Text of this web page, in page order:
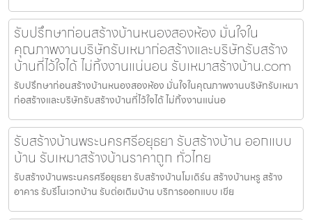
รับปรึกษาก่อนสร้างบ้านหนองสองห้อง มั่นใจใน
คุณภาพงานบริษัทรับเหมาก่อสร้างและบริษัทรับสร้าง
บ้านที่ไว้ใจได้ ไม่ทิ้งงานแน่นอน รับเหมาสร้างบ้าน.com
รับปรึกษาก่อนสร้างบ้านหนองสองห้อง มั่นใจในคุณภาพงานบริษัทรับเหมา
ก่อสร้างและบริษัทรับสร้างบ้านที่ไว้ใจได้ ไม่ทิ้งงานแน่นอ
รับสร้างบ้านพระนครศรีอยุธยา รับสร้างบ้าน ออกแบบ
บ้าน รับเหมาสร้างบ้านราคาถูก ทั่วไทย
รับสร้างบ้านพระนครศรีอยุธยา รับสร้างบ้านโมเดิร์น สร้างบ้านหรู สร้าง
อาคาร รับรีโนเวทบ้าน รับต่อเติมบ้าน บริการออกแบบ เขีย